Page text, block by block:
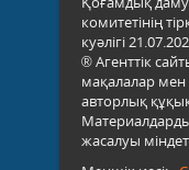
комитетінің
куәлігі
® Агенттік
мақалалар
авторлық
жасалуы